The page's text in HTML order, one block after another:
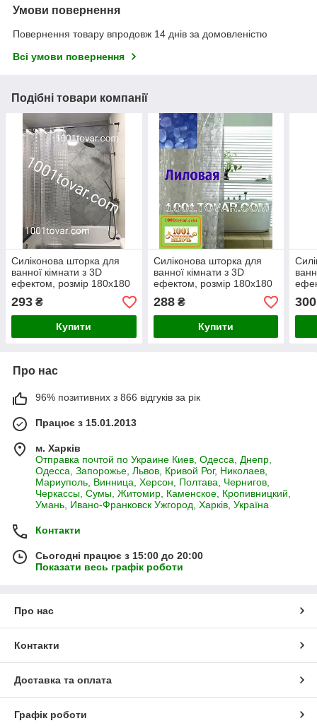
Умови повернення
Повернення товару впродовж 14 днів за домовленістю
Всі умови повернення
Подібні товари компанії
Силіконова шторка для
ванної кімнати з 3D
ефектом, розмір 180х180
см., біло-прозора
293 ₴
Купити
Силіконова шторка для
ванної кімнати з 3D
ефектом, розмір 180х180
див., синьо-прозора
288₴
Купити
см.,
300
Про нас
96% позитивних з 866 відгуків за рік
Працює з 15.01.2013
м. Харків
Отправка почтой по Украине Киев, Одесса, Днепр,
Одесса, Запорожье, Львов, Кривой Рог, Николаев,
Мариуполь, Винница, Херсон, Полтава, Чернигов,
Черкассы, Сумы, Житомир, Каменское, Кропивницкий,
Умань, Ивано-Франковск Ужгород, Харків, Україна
Контакти
Сьогодні працює з 15:00 до 20:00
Показати весь графік роботи
Про нас
Контакти
Доставка та оплата
Графік роботи